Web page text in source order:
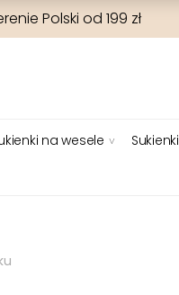
Polski od 199 zł
na wesele Sukienki